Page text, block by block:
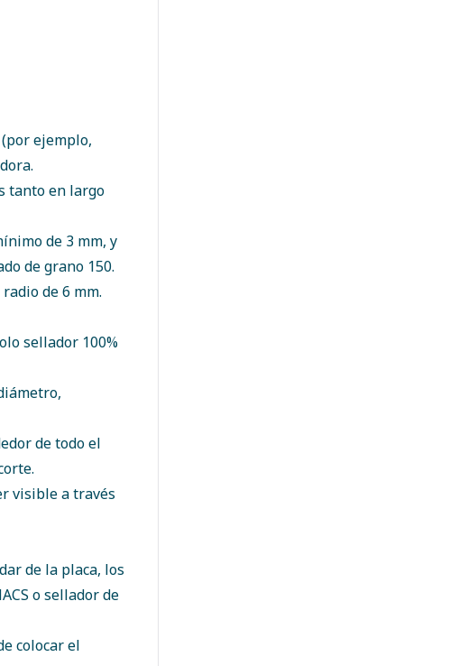
ejemplo,
tanto en largo
de 3 mm, y
de grano 150.
de 6 mm.
sellador 100%
de todo el
visible a través
de la placa, los
o sellador de
colocar el